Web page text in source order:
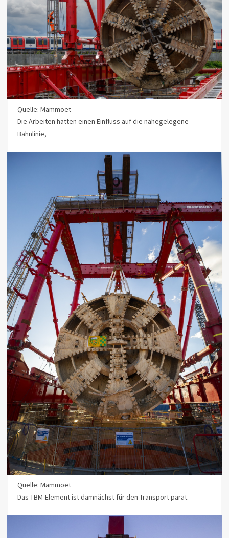
Quelle: Mammoet
Die Arbeiten hatten einen Einfluss auf die nahegelegene
Bahnlinie,
Quelle: Mammoet
Das TBM-Element ist damnächst für den Transport parat.